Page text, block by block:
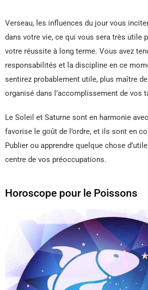
Verseau, les influences du jour vous
dans votre vie, ce qui vous sera très utile
votre réussite à long terme. Vous avez
responsabilités et la discipline en ce
sentirez probablement utile, plus maître
organisé dans l’accomplissement de vos
Le Soleil et Saturne sont en harmonie
favorise le goût de l’ordre, et ils sont en
Publier ou apprendre quelque chose
centre de vos préoccupations.
Horoscope pour le Poissons